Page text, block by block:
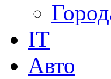
IT
Авто